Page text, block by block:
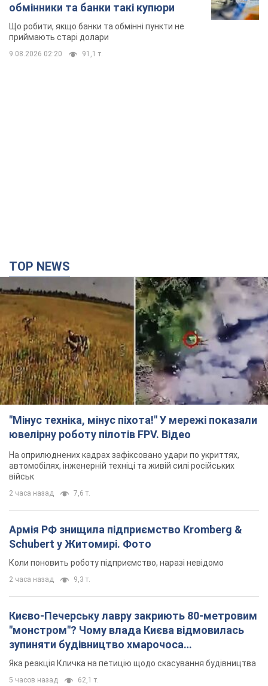
обмінники та банки такі купюри
Що робити, якщо банки та обмінні пункти не
приймають старі долари
9.08.2026 02:20 91,1 т.
TOP NEWS
"Мінус техніка, мінус піхота!" У мережі показали
ювелірну роботу пілотів FPV. Відео
На оприлюднених кадрах зафіксовано удари по укриттях,
автомобілях, інженерній техніці та живій силі російських
військ
2 часа назад 7,6 т.
Армія РФ знищила підприємство Kromberg &
Schubert у Житомирі. Фото
Коли поновить роботу підприємство, наразі невідомо
2 часа назад 9,3 т.
Києво-Печерську лавру закриють 80-метровим
"монстром"? Чому влада Києва відмовилась
зупиняти будівництво хмарочоса
"московського вірянина"
Яка реакція Кличка на петицію щодо скасування будівництва
5 часов назад 62,1 т.